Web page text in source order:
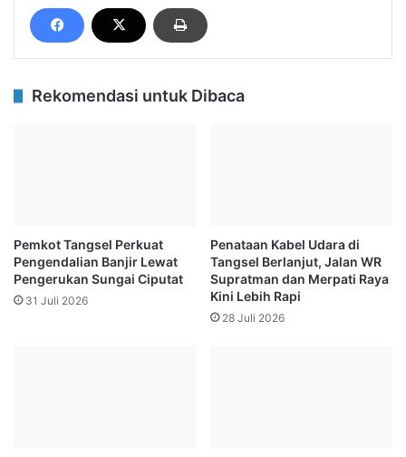
Rekomendasi untuk Dibaca
Pemkot Tangsel Perkuat
Pengendalian Banjir Lewat
Pengerukan Sungai Ciputat
31 Juli 2026
Penataan Kabel Udara di
Tangsel Berlanjut, Jalan WR
Supratman dan Merpati Raya
Kini Lebih Rapi
28 Juli 2026